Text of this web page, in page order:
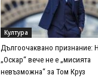
Култура
Дългоочаквано признание:
„Оскар“ вече не е „мисията
невъзможна“ за Том Круз